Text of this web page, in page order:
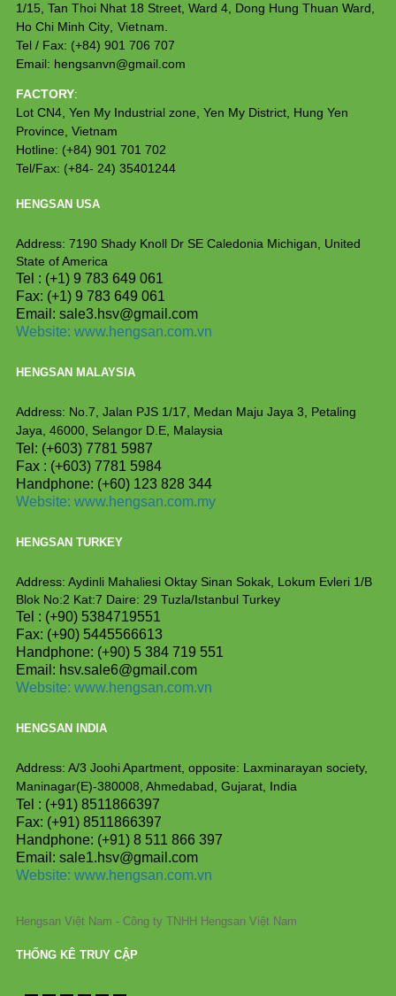
1/15, Tan Thoi Nhat 18 Street, Ward 4, Dong Hung Thuan Ward,
Ho Chi Minh City Vietnam.
Tel / Fax: (+84) 901 706 707
Email: hengsanvn@gmail.com
FACTORY:
Lot CN4, Yen My Industrial zone, Yen My District, Hung Yen
Province, Vietnam
Hotline: (+84) 901 701 702
Tel/Fax: (+84- 24) 35401244
HENGSAN USA
Address: 7190 Shady Knoll Dr SE Caledonia Michigan, United
State of America
Tel : (+1) 9 783 649 061
Fax: (+1) 9 783 649 061
Email: sale3.hsv@gmail.com
Website:www.hengsan.com.vn
HENGSAN MALAYSIA
Address: No.7, Jalan PJS 1/17, Medan Maju Jaya 3, Petaling
Jaya, 46000, Selangor D.E, Malaysia
Tel: (+603) 7781 5987
Fax : (+603) 7781 5984
Handphone: (+60) 123 828 344
Website:www.hengsan.com.my
HENGSAN TURKEY
Address: Aydinli Mahaliesi Oktay Sinan Sokak, Lokum Evleri 1/B
Blok No:2 Kat:7 Daire: 29 Tuzla/Istanbul Turkey
Tel : (+90) 5384719551
Fax: (+90) 5445566613
Handphone: (+90) 5 384 719 551
Email: hsv.sale6@gmail.com
Website:www.hengsan.com.vn
HENGSAN INDIA
Address: A/3 Joohi Apartment, opposite: Laxminarayan society,
Maninagar(E)-380008, Ahmedabad, Gujarat, India
Tel : (+91) 8511866397
Fax: (+91) 8511866397
Handphone: (+91) 8 511 866 397
Email: sale1.hsv@gmail.com
Website: www.hengsan.com.vn
Hengsan Việt Nam - Công ty TNHH Hengsan Việt Nam
THỐNG KÊ TRUY CẬP